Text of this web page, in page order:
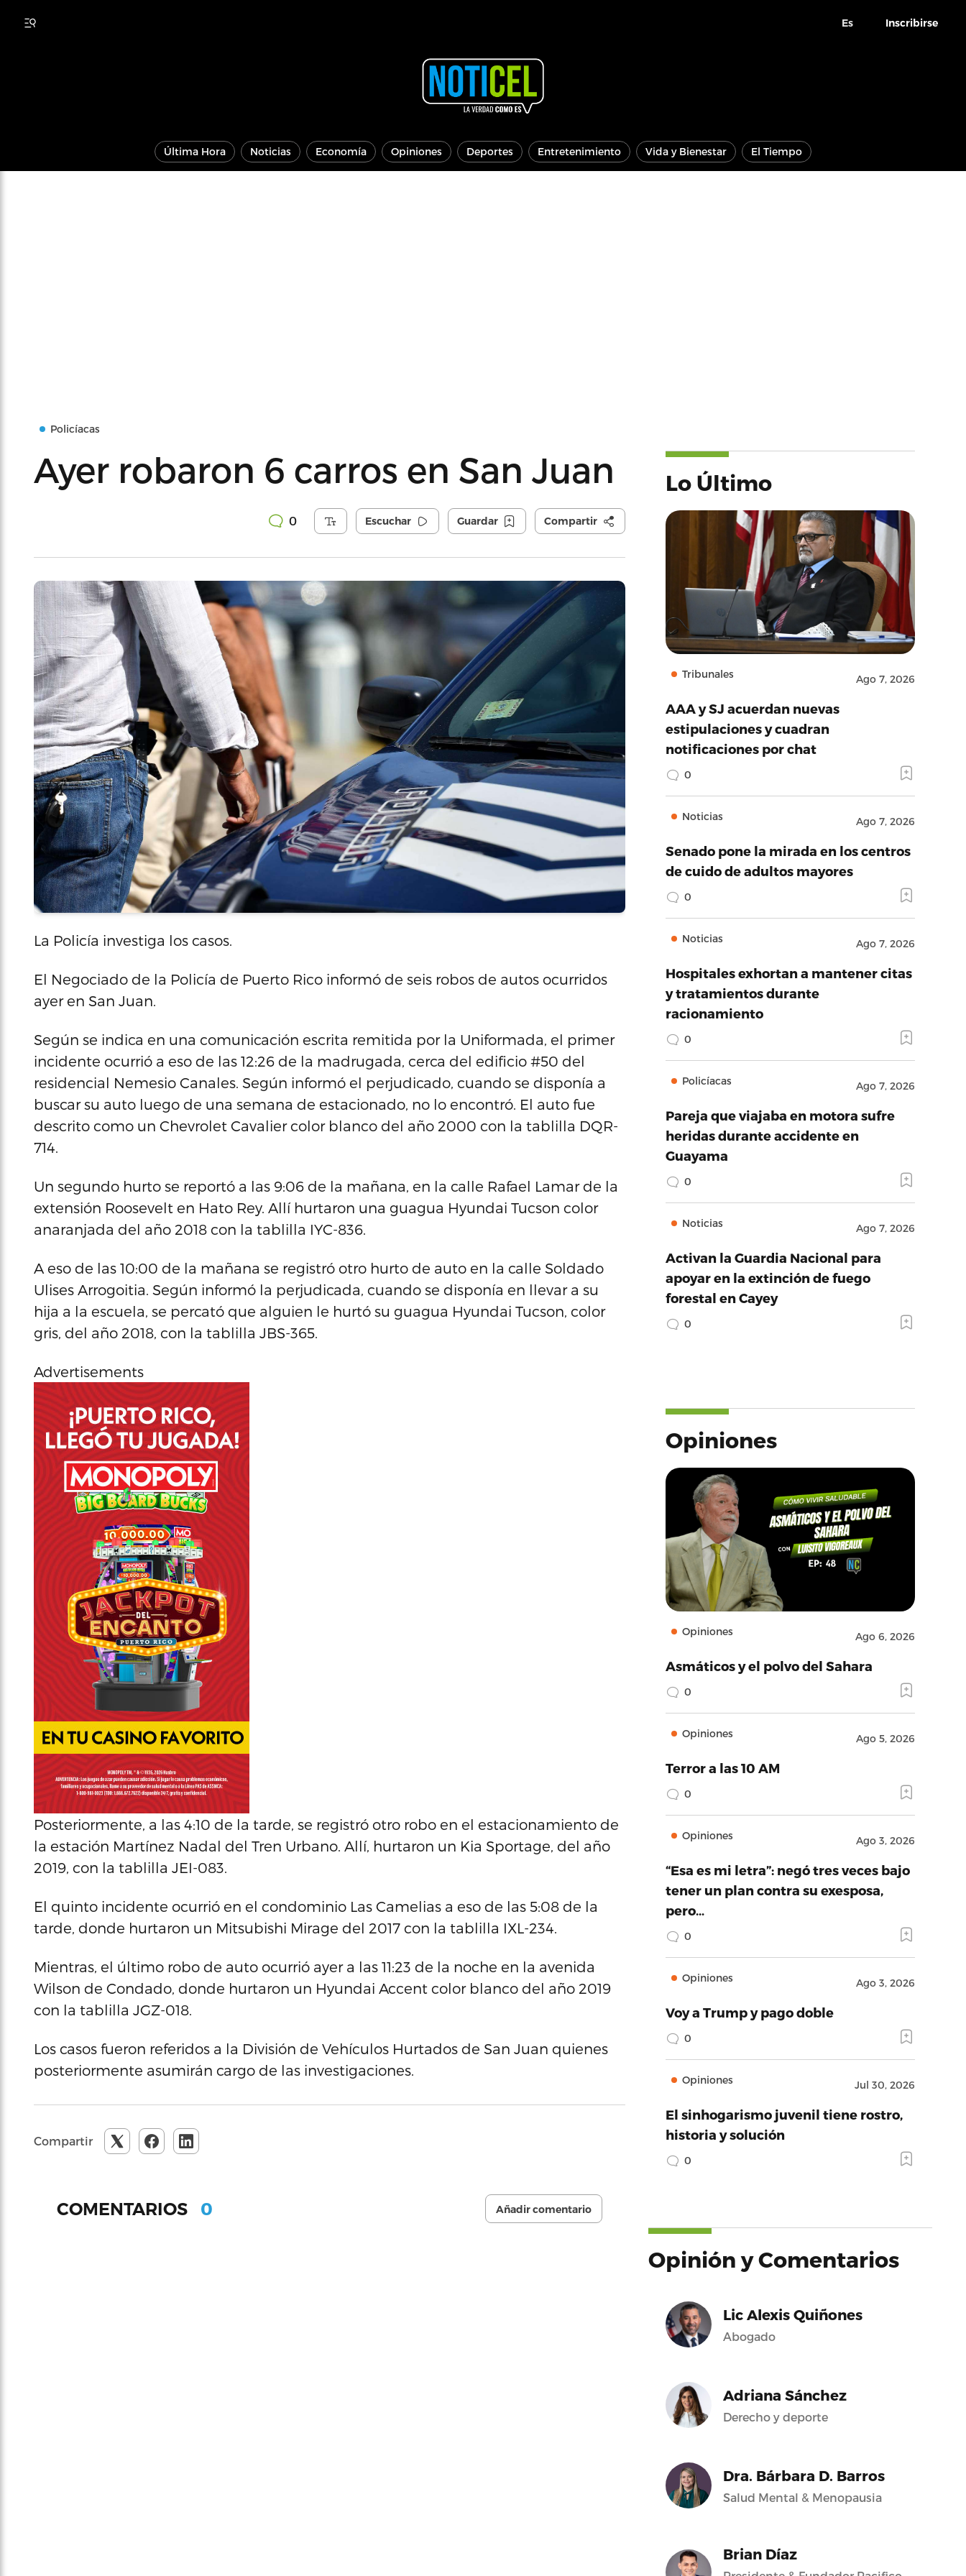
Es Inscribirse
Última Hora Noticias Economía Opiniones Deportes Entretenimiento Vida y Bienestar El Tiempo
Policíacas
Ayer robaron 6 carros en San Juan
0 Escuchar Guardar Compartir
La Policía investiga los casos.
El Negociado de la Policía de Puerto Rico informó de seis robos de autos ocurridos
ayer en San Juan.
Según se indica en una comunicación escrita remitida por la Uniformada, el primer
incidente ocurrió a eso de las 12:26 de la madrugada, cerca del edificio #50 del
residencial Nemesio Canales. Según informó el perjudicado, cuando se disponía a
buscar su auto luego de una semana de estacionado, no lo encontró. El auto fue
descrito como un Chevrolet Cavalier color blanco del año 2000 con la tablilla DQR-
714.
Un segundo hurto se reportó a las 9:06 de la mañana, en la calle Rafael Lamar de la
extensión Roosevelt en Hato Rey. Allí hurtaron una guagua Hyundai Tucson color
anaranjada del año 2018 con la tablilla IYC-836.
A eso de las 10:00 de la mañana se registró otro hurto de auto en la calle Soldado
Ulises Arrogoitia. Según informó la perjudicada, cuando se disponía en llevar a su
hija a la escuela, se percató que alguien le hurtó su guagua Hyundai Tucson, color
gris, del año 2018, con la tablilla JBS-365.
Advertisements
Posteriormente, a las 4:10 de la tarde, se registró otro robo en el estacionamiento de
la estación Martínez Nadal del Tren Urbano. Allí, hurtaron un Kia Sportage, del año
2019, con la tablilla JEI-083.
El quinto incidente ocurrió en el condominio Las Camelias a eso de las 5:08 de la
tarde, donde hurtaron un Mitsubishi Mirage del 2017 con la tablilla IXL-234.
Mientras, el último robo de auto ocurrió ayer a las 11:23 de la noche en la avenida
Wilson de Condado, donde hurtaron un Hyundai Accent color blanco del año 2019
con la tablilla JGZ-018.
Los casos fueron referidos a la División de Vehículos Hurtados de San Juan quienes
posteriormente asumirán cargo de las investigaciones.
Compartir
COMENTARIOS 0 Añadir comentario
Lo Último
Tribunales Ago 7, 2026
AAA y SJ acuerdan nuevas
estipulaciones y cuadran
notificaciones por chat
0
Noticias Ago 7, 2026
Senado pone la mirada en los centros
de cuido de adultos mayores
0
Noticias Ago 7, 2026
Hospitales exhortan a mantener citas
y tratamientos durante
racionamiento
0
Policíacas Ago 7, 2026
Pareja que viajaba en motora sufre
heridas durante accidente en
Guayama
0
Noticias Ago 7, 2026
Activan la Guardia Nacional para
apoyar en la extinción de fuego
forestal en Cayey
0
Opiniones
Opiniones Ago 6, 2026
Asmáticos y el polvo del Sahara
0
Opiniones Ago 5, 2026
Terror a las 10 AM
0
Opiniones Ago 3, 2026
“Esa es mi letra”: negó tres veces bajo
tener un plan contra su exesposa,
pero…
0
Opiniones Ago 3, 2026
Voy a Trump y pago doble
0
Opiniones Jul 30, 2026
El sinhogarismo juvenil tiene rostro,
historia y solución
0
Opinión y Comentarios
Lic Alexis Quiñones
Abogado
Adriana Sánchez
Derecho y deporte
Dra. Bárbara D. Barros
Salud Mental & Menopausia
Brian Díaz